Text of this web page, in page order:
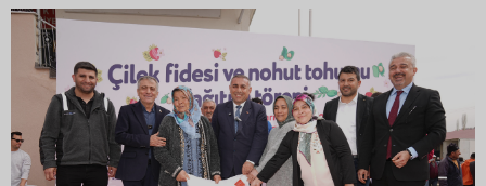
MHP Adana İl Başkanı Hakan Yıldırım:
“Liderimize dil uzatmak sizin haddinize değildir”
Adanalı 13 yaşındaki Ela Nur şelalede hayatını
kaybetti